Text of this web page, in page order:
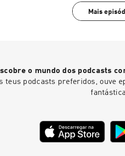
#millenniumsocietylarpg
Mais
o mundo dos podcasts
teus podcasts preferidos, ouve